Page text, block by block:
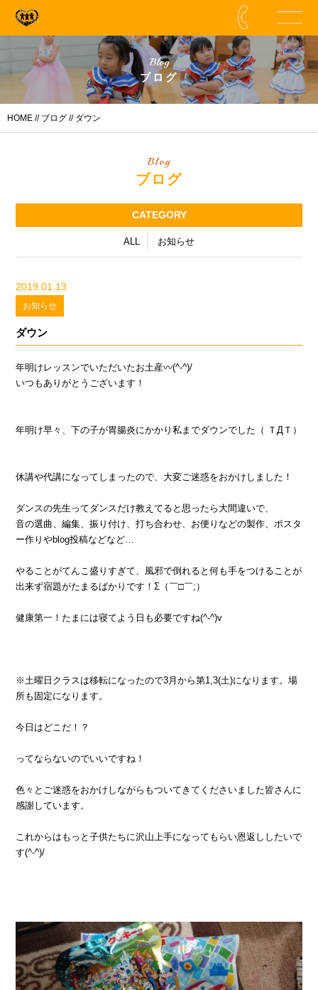
Blog
ブログ
HOME // ブログ // ダウン
Blog
ブログ
CATEGORY
ALL お知らせ
2019.01.13
お知らせ
ダウン
年明けレッスンでいただいたお土産〰️(^-^)/
いつもありがとうございます！
年明け早々、下の子が胃腸炎にかかり私までダウンでした（ ＴДＴ）
休講や代講になってしまったので、大変ご迷惑をおかけしました！
ダンスの先生ってダンスだけ教えてると思ったら大間違いで、
音の選曲、編集、振り付け、打ち合わせ、お便りなどの製作、ポスタ
ー作りやblog投稿などなど…
やることがてんこ盛りすぎて、風邪で倒れると何も手をつけることが
出来ず宿題がたまるばかりです！Σ（￣□￣;）
健康第一！たまには寝てよう日も必要ですね(^-^)v
※土曜日クラスは移転になったので3月から第1,3(土)になります。場
所も固定になります。
今日はどこだ！？
ってならないのでいいですね！
色々とご迷惑をおかけしながらもついてきてくださいました皆さんに
感謝しています。
これからはもっと子供たちに沢山上手になってもらい恩返ししたいで
す(^-^)/